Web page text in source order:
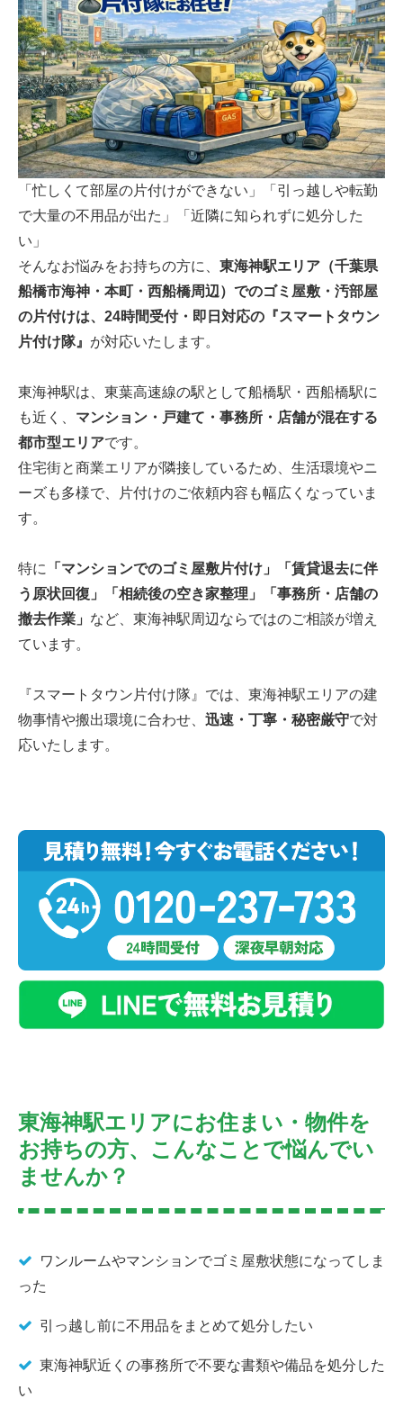
「忙しくて部屋の片付けができない」「引っ越しや転勤
で大量の不用品が出た」「近隣に知られずに処分した
い」
そんなお悩みをお持ちの方に、 東海神駅エリア（千葉県
船橋市海神・本町・西船橋周辺）でのゴミ屋敷・汚部屋
の片付けは、24時間受付・即日対応の『スマートタウン
片付け隊』 が対応いたします。
東海神駅は、東葉高速線の駅として船橋駅・西船橋駅に
も近く、 マンション・戸建て・事務所・店舗が混在する
都市型エリアです。
住宅街と商業エリアが隣接しているため、生活環境やニ
ーズも多様で、片付けのご依頼内容も幅広くなっていま
す。
特に
「マンションでのゴミ屋敷片付け」「賃貸退去に伴
う原状回復」「相続後の空き家整理」「事務所・店舗の
撤去作業」 など、東海神駅周辺ならではのご相談が増え
ています。
『スマートタウン片付け隊』では、東海神駅エリアの建
物事情や搬出環境に合わせ、 迅速・丁寧・秘密厳守で対
応いたします。
東海神駅エリアにお住まい・物件を
お持ちの方、こんなことで悩んでい
ませんか？
ワンルームやマンションでゴミ屋敷状態になってしま
った
引っ越し前に不用品をまとめて処分したい
東海神駅近くの事務所で不要な書類や備品を処分した
い